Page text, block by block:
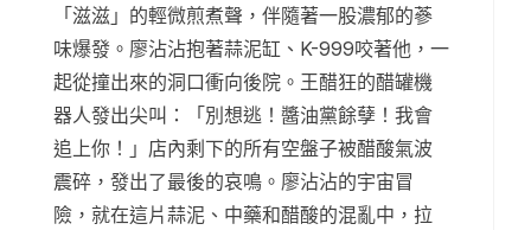
「滋滋」的輕微煎煮聲，伴隨著一股濃郁的蔘
味爆發。廖沾沾抱著蒜泥缸、K-999咬著他，一
起從撞出來的洞口衝向後院。王醋狂的醋罐機
器人發出尖叫：「別想逃！醬油黨餘孽！我會
追上你！」店內剩下的所有空盤子被醋酸氣波
震碎，發出了最後的哀鳴。廖沾沾的宇宙冒
險，就在這片蒜泥、中藥和醋酸的混亂中，拉